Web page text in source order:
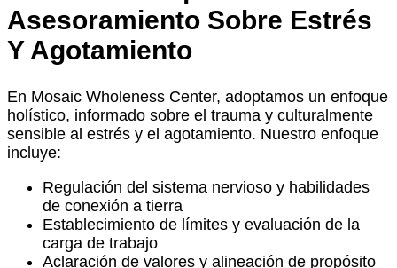
Asesoramiento Sobre Estrés
Y Agotamiento
En Mosaic Wholeness Center, adoptamos un enfoque
holístico, informado sobre el trauma y culturalmente
sensible al estrés y el agotamiento. Nuestro enfoque
incluye:
Regulación del sistema nervioso y habilidades
de conexión a tierra
Establecimiento de límites y evaluación de la
carga de trabajo
Aclaración de valores y alineación de propósito